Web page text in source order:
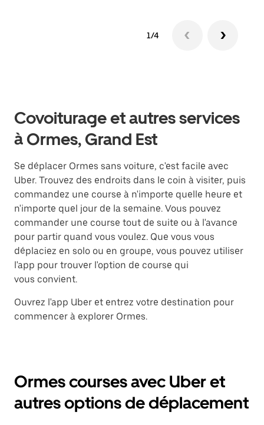
1/4
Covoiturage et autres services
à Ormes, Grand Est
Se déplacer Ormes sans voiture, c'est facile avec
Uber. Trouvez des endroits dans le coin à visiter, puis
commandez une course à n'importe quelle heure et
n'importe quel jour de la semaine. Vous pouvez
commander une course tout de suite ou à l'avance
pour partir quand vous voulez. Que vous vous
déplaciez en solo ou en groupe, vous pouvez utiliser
l'app pour trouver l'option de course qui
vous convient.
Ouvrez l'app Uber et entrez votre destination pour
commencer à explorer Ormes.
Ormes courses avec Uber et
autres options de déplacement